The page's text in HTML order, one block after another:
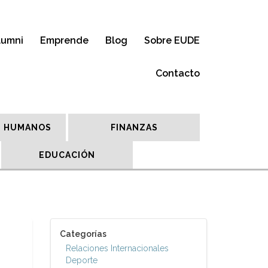
Emprende Blog Sobre EUDE
Contacto
HUMANOS FINANZAS
EDUCACIÓN
Categorías
Relaciones Internacionales
Deporte